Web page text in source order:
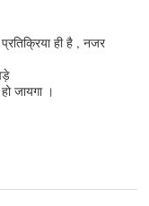
ही है , नजर
जायगा ।